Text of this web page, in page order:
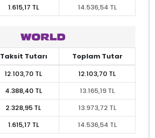
1.615,17 TL 14.536,54 TL
Taksit Tutarı
Toplam Tutar
12.103,70 TL
12.103,70 TL
4.388,40 TL
13.165,19 TL
2.328,95 TL
13.973,72 TL
1.615,17 TL 14.536,54 TL